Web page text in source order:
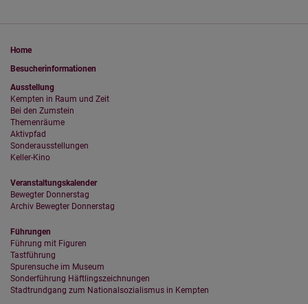
Home
Besucherinformationen
Ausstellung
Kempten in Raum und Zeit
Bei den Zumstein
Themenräume
Aktivpfad
Sonderausstellungen
Keller-Kino
Veranstaltungskalender
Bewegter Donnerstag
Archiv Bewegter Donnerstag
Führungen
Führung mit Figuren
Tastführung
Spurensuche im Museum
Sonderführung Häftlingszeichnungen
Stadtrundgang zum Nationalsozialismus in Kempten